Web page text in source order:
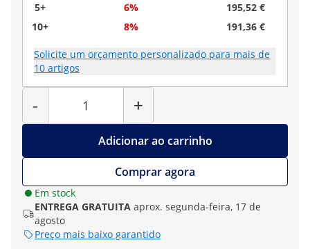
5+
6%
195,52 €
10+
8% 191,36 €
Solicite um orçamento personalizado para mais de
10 artigos
-
Quantidade
+
Adicionar ao carrinho
Comprar agora
Em stock
ENTREGA GRATUITA aprox. segunda-feira, 17 de
agosto
Preço mais baixo garantido